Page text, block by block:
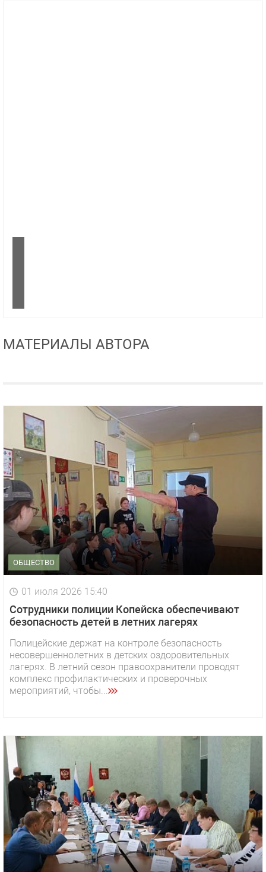
МАТЕРИАЛЫ АВТОРА
ОБЩЕСТВО
01 июля 2026 15:40
Сотрудники полиции Копейска обеспечивают
безопасность детей в летних лагерях
Полицейские держат на контроле безопасность
несовершеннолетних в детских оздоровительных
лагерях. В летний сезон правоохранители проводят
комплекс профилактических и проверочных
мероприятий, чтобы...